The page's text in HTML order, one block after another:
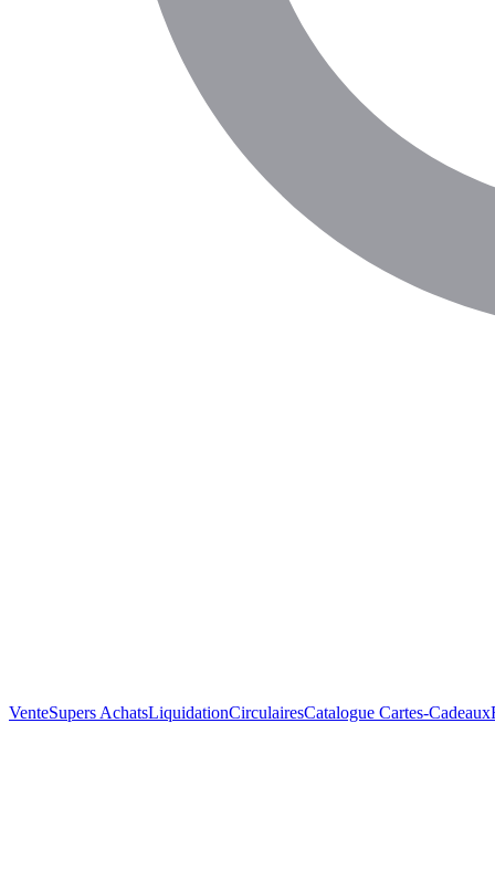
VenteSupers AchatsLiquidationCirculairesCatalogue Cartes-Cadeaux